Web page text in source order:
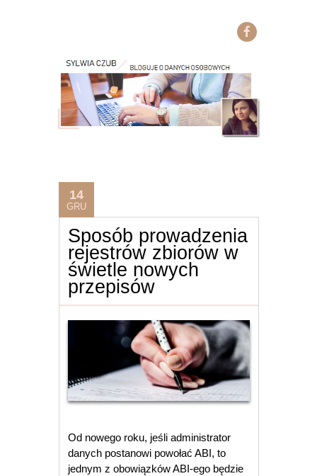
14
GRU
Sposób prowadzenia
rejestrów zbiorów w
świetle nowych
przepisów
Od nowego roku, jeśli administrator
danych postanowi powołać ABI, to
jednym z obowiązków ABI-ego będzie